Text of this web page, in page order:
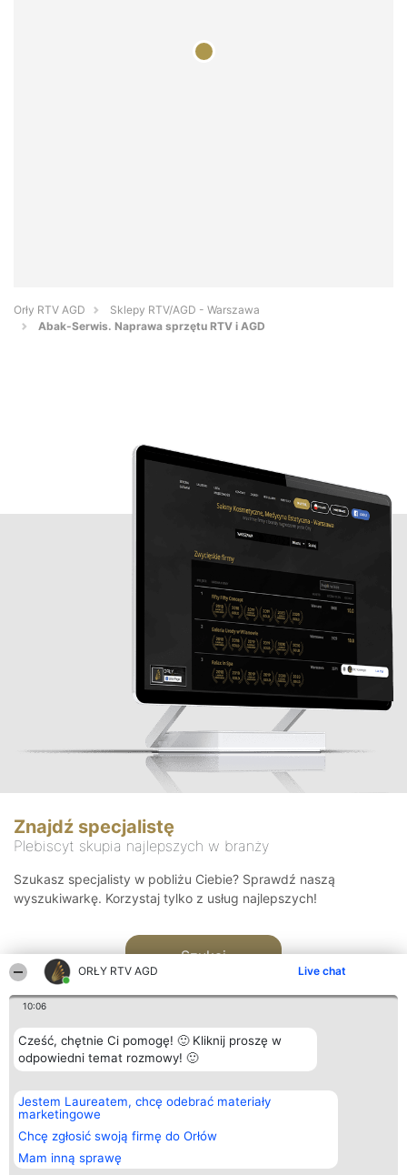
ORŁY RTV AGD Live chat
10:06
Cześć, chętnie Ci pomogę! 🙂 Kliknij proszę w
odpowiedni temat rozmowy! 🙂
Jestem Laureatem, chcę odebrać materiały
marketingowe
Chcę zgłosić swoją firmę do Orłów
Mam inną sprawę
Orły RTV AGD
Sklepy RTV/AGD - Warszawa
Abak-Serwis. Naprawa sprzętu RTV i AGD
Znajdź specjalistę
Plebiscyt skupia najlepszych w branży
Szukasz specjalisty w pobliżu Ciebie? Sprawdź naszą
wyszukiwarkę. Korzystaj tylko z usług najlepszych!
Szukaj
Organizator plebiscytu
Bright Side Solutions sp. z o.
o. sp. k.
ul. Ruska 22
Wrocław 50-079
KRS 0000749100 | Regon
381313360 | NIP 8943132676
Plebiscyt
Laureaci
wszystkich
Laureatów
Regulamin
Kontakt
Kontakt